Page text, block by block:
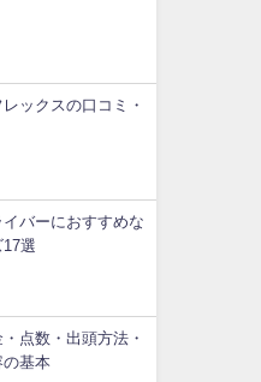
ックスの口コミ・
バーにおすすめな
選
点数・出頭方法・
の基本